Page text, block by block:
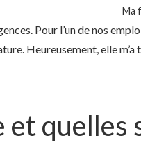
Ma
Pour l’un de nos
Heureusement, elle m’a
quelles